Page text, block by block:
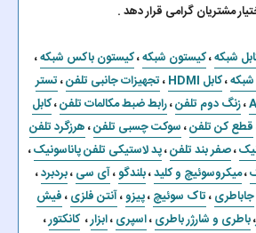
مشتریان گرامی قرار دهد .
شبکه،کیستون شبکه،کیستون باکس شبکه،
شبکه،کابل HDMI ،تجهیزات جانبی تلفن،تستر
،زنگ دوم تلفن،رابط ضبط مکالمات تلفن،کابل
قطع کن تلفن،سوکت چسبی تلفن،هرزگرد تلفن
،صفر بند تلفن،پد لاستیکی تلفن پاناسونیک،
،میکروسوئیچ و کلید،بلندگو،آی سی،بردبرد،
جاباطری،تاک سوئیچ،پیزو،آنتن فلزی،فیش
،باطری و شارژر باطری،اسپری،ابزار،کانکتور،